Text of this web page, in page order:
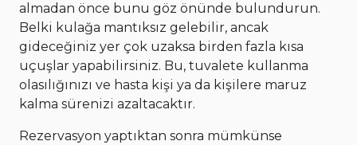
almadan önce bunu göz önünde bulundurun.
Belki kulağa mantıksız gelebilir, ancak
gideceğiniz yer çok uzaksa birden fazla kısa
uçuşlar yapabilirsiniz. Bu, tuvalete kullanma
olasılığınızı ve hasta kişi ya da kişilere maruz
kalma sürenizi azaltacaktır.
Rezervasyon yaptıktan sonra mümkünse